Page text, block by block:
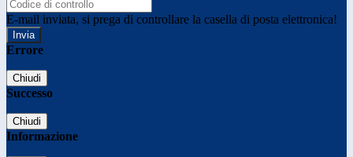
E-mail inviata, si prega di controllare la casella di posta elettronica!
Errore
Chiudi
Successo
Chiudi
Informazione